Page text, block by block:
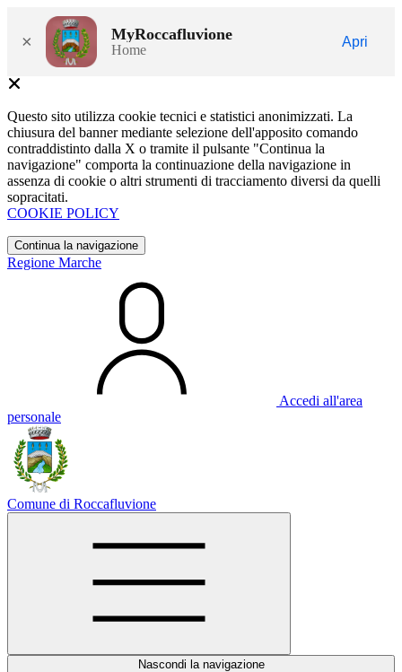
× MyRoccafluvione
Home
Apri
Questo sito utilizza cookie tecnici e statistici anonimizzati. La
chiusura del banner mediante selezione dell'apposito comando
contraddistinto dalla X o tramite il pulsante "Continua la
navigazione" comporta la continuazione della navigazione in
assenza di cookie o altri strumenti di tracciamento diversi da quelli
sopracitati.
COOKIE POLICY
Continua la navigazione
Regione Marche
Accedi all'area
personale
Comune di Roccafluvione
Nascondi la navigazione